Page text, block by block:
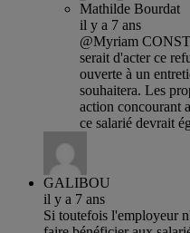
Mathilde Bourdat
il y a 7 ans
@Myriam
serait d'acter ce
ouverte à un
souhaitera. Les
action concourant
ce salarié devrait
GALIBOU
il y a 7 ans
Si toutefois l'employeur